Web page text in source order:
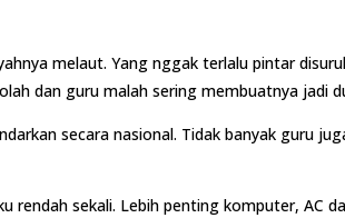
melaut. Yang nggak terlalu pintar
dan guru malah sering membuatnya jadi
secara nasional. Tidak banyak guru
rendah sekali. Lebih penting komputer, AC